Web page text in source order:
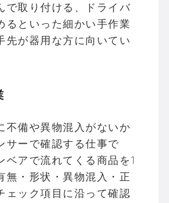
で取り付ける、ドライバ
るといった細かい手作業
先が器用な方に向いてい
不備や異物混入がないか
サーで確認する仕事で
ベアで流れてくる商品を1
無・形状・異物混入・正
ェック項目に沿って確認